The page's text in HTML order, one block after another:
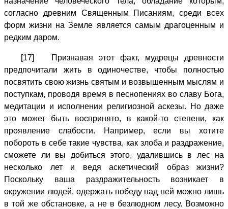
согласно древним Священным Писаниям, среди всех
форм жизни на Земле является самым драгоценным и
редким даром.
[17] Признавая этот факт, мудрецы древности
предпочитали жить в одиночестве, чтобы полностью
посвятить свою жизнь святым и возвышенным мыслям и
поступкам, проводя время в песнопениях во славу Бога,
медитации и исполнении религиозной аскезы. Но даже
это может быть воспринято, в какой-то степени, как
проявление слабости. Например, если вы хотите
побороть в себе такие чувства, как злоба и раздражение,
сможете ли вы добиться этого, удалившись в лес на
несколько лет и ведя аскетический образ жизни?
Поскольку ваша раздражительность возникает в
окружении людей, одержать победу над ней можно лишь
в той же обстановке, а не в безлюдном лесу. Возможно